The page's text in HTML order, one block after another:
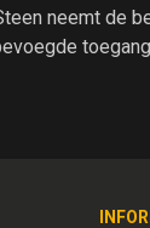
neemt de